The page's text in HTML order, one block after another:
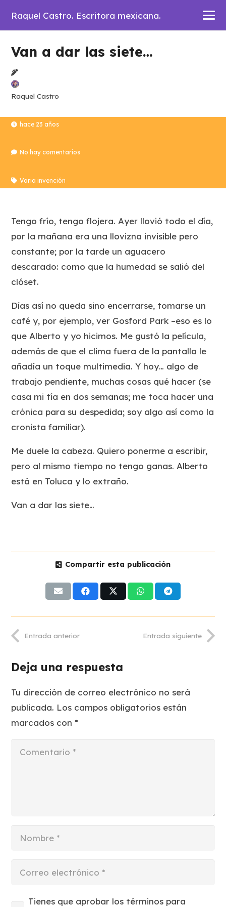
Raquel Castro. Escritora mexicana.
Van a dar las siete…
Raquel Castro
hace 23 años
No hay comentarios
Varia invención
Tengo frío, tengo flojera. Ayer llovió todo el día,
por la mañana era una llovizna invisible pero
constante; por la tarde un aguacero
descarado: como que la humedad se salió del
clóset.
Días así no queda sino encerrarse, tomarse un
café y, por ejemplo, ver Gosford Park –eso es lo
que Alberto y yo hicimos. Me gustó la película,
además de que el clima fuera de la pantalla le
añadía un toque multimedia. Y hoy… algo de
trabajo pendiente, muchas cosas qué hacer (se
casa mi tía en dos semanas; me toca hacer una
crónica para su despedida; soy algo así como la
cronista familiar).
Me duele la cabeza. Quiero ponerme a escribir,
pero al mismo tiempo no tengo ganas. Alberto
está en Toluca y lo extraño.
Van a dar las siete…
Compartir esta publicación
Entrada anterior Entrada siguiente
Deja una respuesta
Tu dirección de correo electrónico no será
publicada. Los campos obligatorios están
marcados con*
Tienes que aprobar los términos para